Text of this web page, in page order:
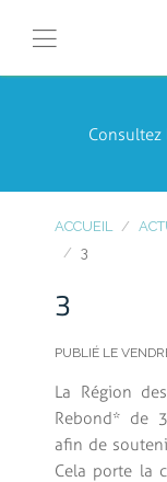
ACCUEIL
3
3
PUBLIÉ LE
La Région
Rebond* de
afin de
Cela porte la